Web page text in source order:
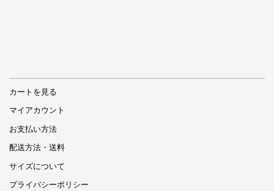
カートを見る
マイアカウント
お支払い方法
配送方法・送料
サイズについて
プライバシーポリシー